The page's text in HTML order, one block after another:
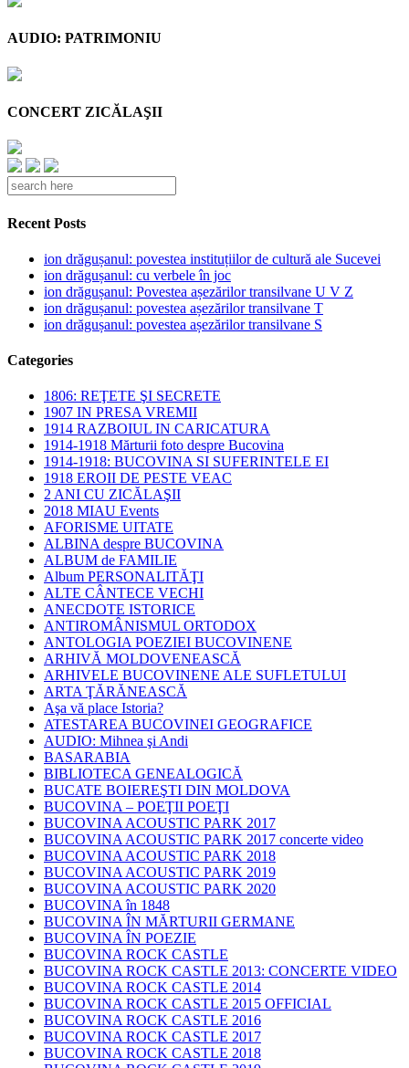
AUDIO: PATRIMONIU
CONCERT ZICĂLAŞII
Recent Posts
ion drăgușanul: povestea instituțiilor de cultură ale Sucevei
ion drăgușanul: cu verbele în joc
ion drăgușanul: Povestea așezărilor transilvane U V Z
ion drăgușanul: povestea așezărilor transilvane T
ion drăgușanul: povestea așezărilor transilvane S
Categories
1806: REŢETE ŞI SECRETE
1907 IN PRESA VREMII
1914 RAZBOIUL IN CARICATURA
1914-1918 Mărturii foto despre Bucovina
1914-1918: BUCOVINA SI SUFERINTELE EI
1918 EROII DE PESTE VEAC
2 ANI CU ZICĂLAŞII
2018 MIAU Events
AFORISME UITATE
ALBINA despre BUCOVINA
ALBUM de FAMILIE
Album PERSONALITĂŢI
ALTE CÂNTECE VECHI
ANECDOTE ISTORICE
ANTIROMÂNISMUL ORTODOX
ANTOLOGIA POEZIEI BUCOVINENE
ARHIVĂ MOLDOVENEASCĂ
ARHIVELE BUCOVINENE ALE SUFLETULUI
ARTA ŢĂRĂNEASCĂ
Aşa vă place Istoria?
ATESTAREA BUCOVINEI GEOGRAFICE
AUDIO: Mihnea şi Andi
BASARABIA
BIBLIOTECA GENEALOGICĂ
BUCATE BOIEREŞTI DIN MOLDOVA
BUCOVINA – POEŢII POEŢI
BUCOVINA ACOUSTIC PARK 2017
BUCOVINA ACOUSTIC PARK 2017 concerte video
BUCOVINA ACOUSTIC PARK 2018
BUCOVINA ACOUSTIC PARK 2019
BUCOVINA ACOUSTIC PARK 2020
BUCOVINA în 1848
BUCOVINA ÎN MĂRTURII GERMANE
BUCOVINA ÎN POEZIE
BUCOVINA ROCK CASTLE
BUCOVINA ROCK CASTLE 2013: CONCERTE VIDEO
BUCOVINA ROCK CASTLE 2014
BUCOVINA ROCK CASTLE 2015 OFFICIAL
BUCOVINA ROCK CASTLE 2016
BUCOVINA ROCK CASTLE 2017
BUCOVINA ROCK CASTLE 2018